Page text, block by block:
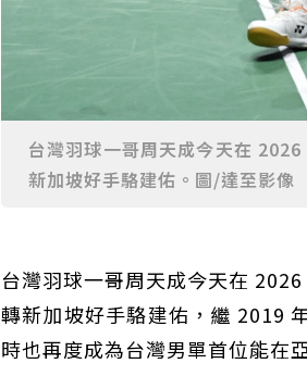
台灣羽球一哥周天成今天在
新加坡好手駱建佑。圖/達至影像
台灣羽球一哥周天成今天在
轉新加坡好手駱建佑，繼 2019
時也再度成為台灣男單首位能在